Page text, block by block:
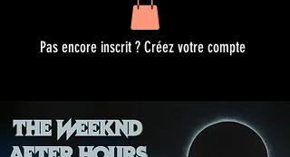
Pas encore inscrit ? Créez votre compte